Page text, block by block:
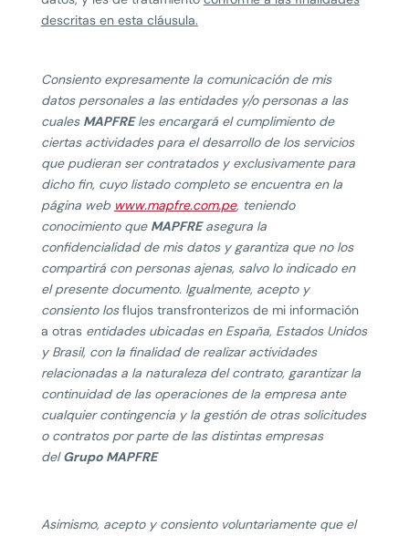
descritas en esta cláusula.
Consiento expresamente la comunicación de mis
datos personales a las entidades y/o personas a las
cuales MAPFREles encargará el cumplimiento de
ciertas actividades para el desarrollo de los servicios
que pudieran ser contratados y exclusivamente para
dicho fin, cuyo listado completo se encuentra en la
página web www.mapfre.com.pe, teniendo
conocimiento que MAPFREasegura la
confidencialidad de mis datos y garantiza que no los
compartirá con personas ajenas, salvo lo indicado en
el presente documento. Igualmente, acepto y
consiento los flujos transfronterizos de mi información
a otras entidades ubicadas en España, Estados Unidos
y Brasil, con la finalidad de realizar actividades
relacionadas a la naturaleza del contrato, garantizar la
continuidad de las operaciones de la empresa ante
cualquier contingencia y la gestión de otras solicitudes
o contratos por parte de las distintas empresas
delGrupo MAPFRE
Asimismo, acepto y consiento voluntariamente que el